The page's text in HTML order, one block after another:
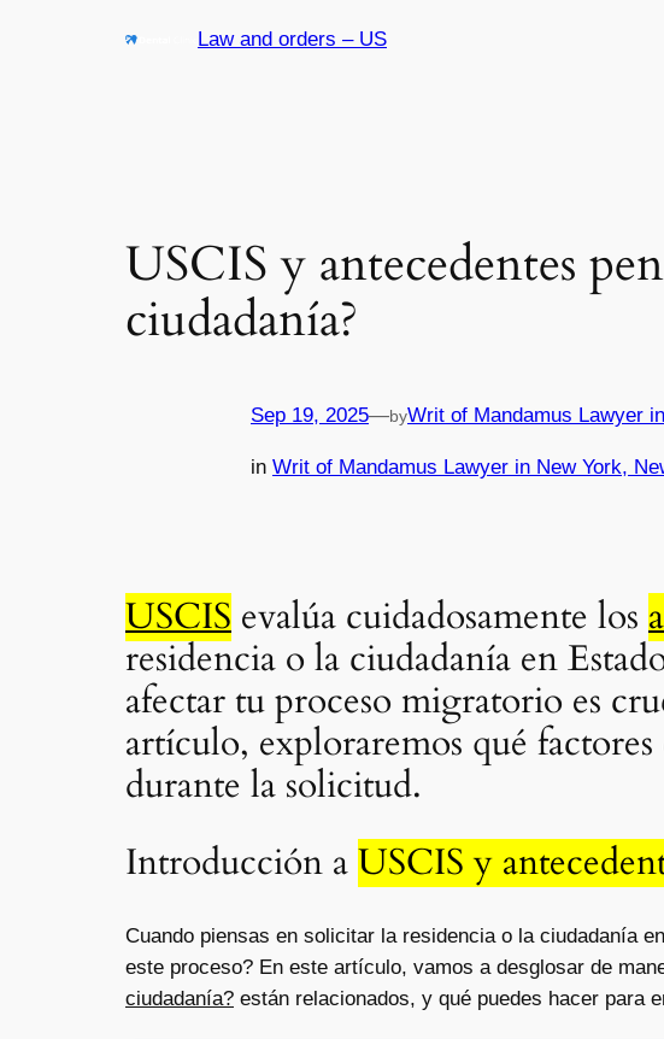
Law and orders – US
USCIS y antecedentes
ciudadanía?
Sep 19, 2025—byWrit of Mandamus Lawyer
in Writ of Mandamus Lawyer in New York,
USCIS evalúa cuidadosamente los
residencia o la ciudadanía en
afectar tu proceso migratorio es
artículo, exploraremos qué factores
durante la solicitud.
Introducción a USCIS y
Cuando piensas en solicitar la residencia o la ciudadanía
este proceso? En este artículo, vamos a desglosar de
ciudadanía? están relacionados, y qué puedes hacer para